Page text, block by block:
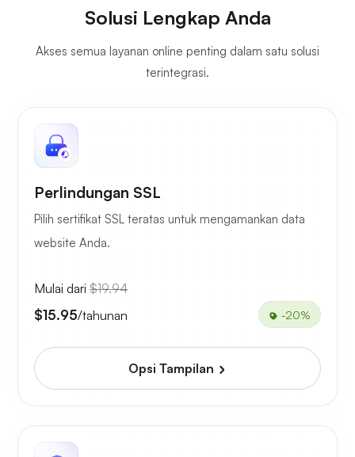
Solusi Lengkap Anda
Akses semua layanan online penting dalam satu solusi
terintegrasi.
Perlindungan SSL
Pilih sertifikat SSL teratas untuk mengamankan data
website Anda.
Mulai dari $19.94
$15.95/tahunan -20%
Opsi Tampilan